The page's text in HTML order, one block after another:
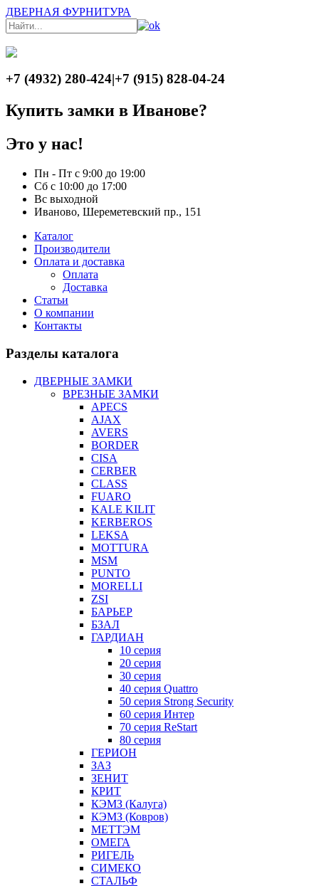
ДВЕРНАЯ ФУРНИТУРА
+7 (4932) 280-424|+7 (915) 828-04-24
Купить замки в Иванове?
Это у нас!
Пн - Пт с 9:00 до 19:00
Сб с 10:00 до 17:00
Вс выходной
Иваново, Шереметевский пр., 151
Каталог
Производители
Оплата и доставка
Оплата
Доставка
Статьи
О компании
Контакты
Разделы каталога
ДВЕРНЫЕ ЗАМКИ
ВРЕЗНЫЕ ЗАМКИ
APECS
AJAX
AVERS
BORDER
CISA
CERBER
CLASS
FUARO
KALE KILIT
KERBEROS
LEKSA
MOTTURA
MSM
PUNTO
MORELLI
ZSI
БАРЬЕР
БЗАЛ
ГАРДИАН
10 серия
20 серия
30 серия
40 серия Quattro
50 серия Strong Security
60 серия Интер
70 серия ReStart
80 серия
ГЕРИОН
ЗАЗ
ЗЕНИТ
КРИТ
КЭМЗ (Калуга)
КЭМЗ (Ковров)
МЕТТЭМ
ОМЕГА
РИГЕЛЬ
СИМЕКО
СТАЛЬФ